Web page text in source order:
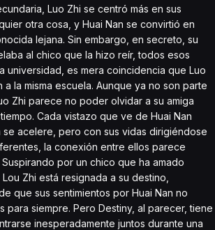
Luo Zhi se centró más en sus
otra cosa, y Huai Nan se convirtió en
lejana. Sin embargo, en secreto, su
al chico que la hizo reír, todos esos
universidad, es mera coincidencia que Luo
a la misma escuela. Aunque ya no son parte
Zhi parece no poder olvidar a su amiga
Cada vistazo que ve de Huai Nan
acelere, pero con sus vidas dirigiéndose
la conexión entre ellos parece
por un chico que ha amado
Zhi está resignada a su destino,
que sus sentimientos por Huai Nan no
para siempre. Pero Destiny, al parecer, tiene
inesperadamente juntos durante una